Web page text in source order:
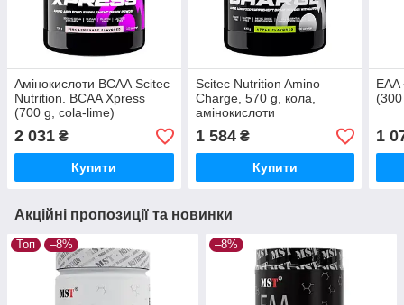
Амінокислоти ВСАА Scitec
Nutrition. BCAA Xpress
(700 g, cola-lime)
2 031 ₴
Купити
Scitec Nutrition Amino
Charge, 570 g, кола,
амінокислоти
1 584₴
Купити
1
Акційні пропозиції та новинки
Топ –8% –8%